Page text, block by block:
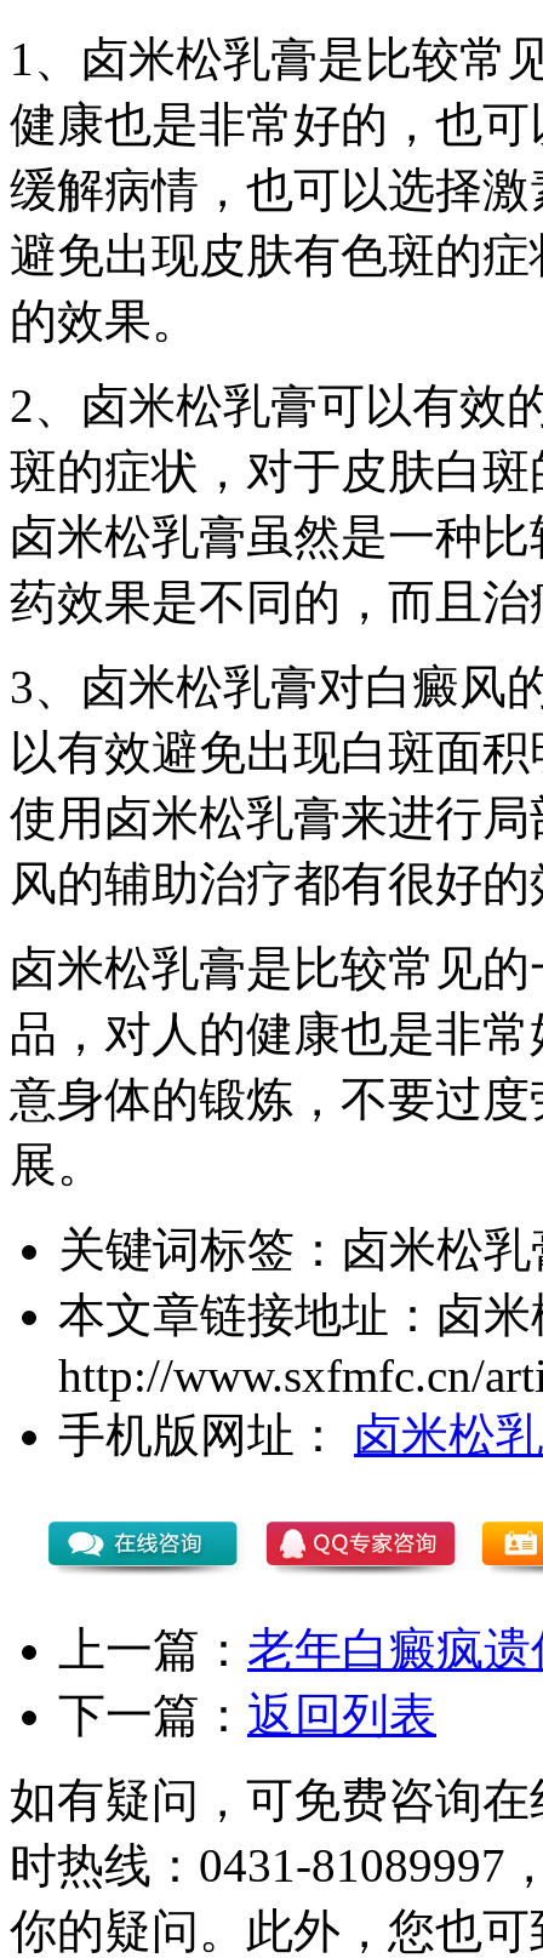
1、卤米松乳膏是比较常
健康也是非常好的，也
缓解病情，也可以选择
避免出现皮肤有色斑的
的效果。
2、卤米松乳膏可以有效
斑的症状，对于皮肤白
卤米松乳膏虽然是一种
药效果是不同的，而且
3、卤米松乳膏对白癜风
以有效避免出现白斑面
使用卤米松乳膏来进行
风的辅助治疗都有很好
卤米松乳膏是比较常见
品，对人的健康也是非
意身体的锻炼，不要过
展。
关键词标签： 卤米松
本文章链接地址： 卤
http://www.sxfmfc.cn/
手机版网址：
卤米松
上一篇： 老年白癜疯遗
下一篇： 返回列表
如有疑问，可免费咨询
时热线：0431-81089997
你的疑问。此外，您也